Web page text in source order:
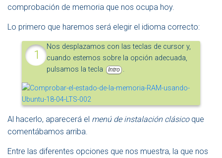
comprobación de memoria que nos ocupa hoy.
Lo primero que haremos será elegir el idioma correcto:
Nos desplazamos con las teclas de cursor y,
cuando estemos sobre la opción adecuada,
pulsamos la tecla
Intro .
Al hacerlo, aparecerá el menú de instalación clásicoque
comentábamos arriba.
Entre las diferentes opciones que nos muestra, la que nos